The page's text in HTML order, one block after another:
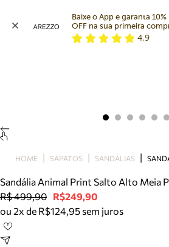
Bolsa
Tamanco
Tênis
Mule
Baixe o App e garanta 10%
OFF na sua primeira
4,9
HOME SAPATOS SANDÁLIAS
Sandália Animal Print Salto Alto Meia
R$ 499,90 R$249,90
ou 2x de R$124,95 sem juros